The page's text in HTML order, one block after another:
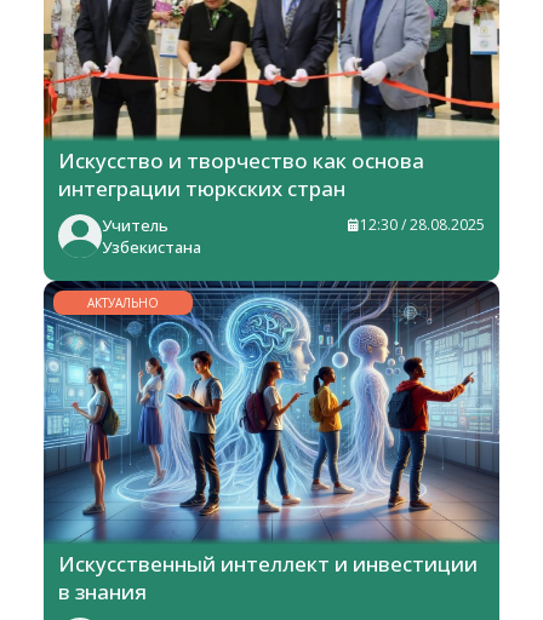
Искусство и творчество как основа
интеграции тюркских стран
Учитель
Узбекистана
12:30 / 28.08.2025
АКТУАЛЬНО
Искусственный интеллект и инвестиции
в знания